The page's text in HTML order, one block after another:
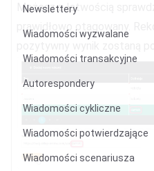
Newslettery
Wiadomości wyzwalane
Wiadomości transakcyjne
Autorespondery
Wiadomości cykliczne
Wiadomości potwierdzające
Wiadomości scenariusza
Możesz z łatwością
prawidłowo otagowany.
pozytywny wynik zostaną